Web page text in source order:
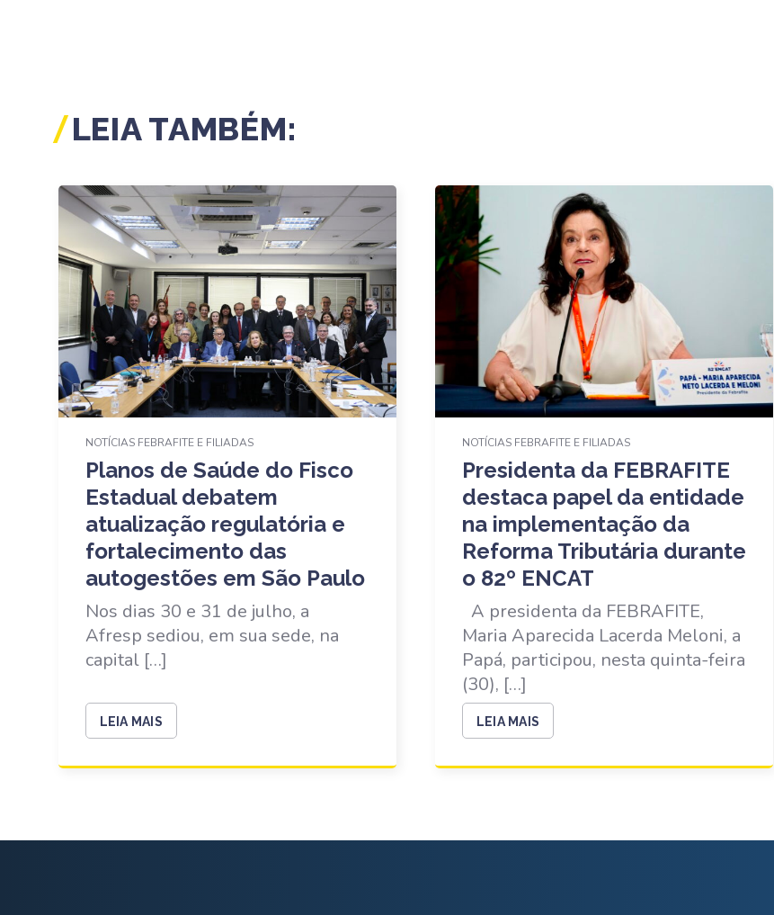
LEIA TAMBÉM:
NOTÍCIAS FEBRAFITE E FILIADAS
Planos de Saúde do Fisco
Estadual debatem
atualização regulatória e
fortalecimento das
autogestões em São Paulo
Nos dias 30 e 31 de julho, a
Afresp sediou, em sua sede, na
capital […]
LEIA MAIS
NOTÍCIAS FEBRAFITE E FILIADAS
Presidenta da FEBRAFITE
destaca papel da entidade
na implementação da
Reforma Tributária durante
o 82º ENCAT
A presidenta da FEBRAFITE,
Maria Aparecida Lacerda Meloni, a
Papá, participou, nesta quinta-feira
(30), […]
LEIA MAIS